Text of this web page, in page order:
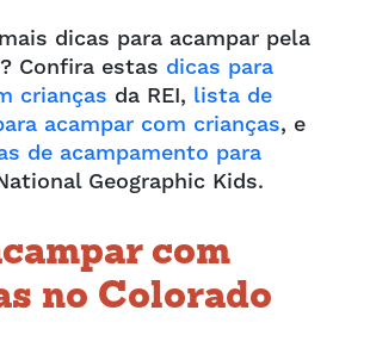
dicas para acampar pela
Confira estas dicas para
crianças da REI, lista de
acampar com crianças, e
de acampamento para
Geographic Kids.
com
no Colorado